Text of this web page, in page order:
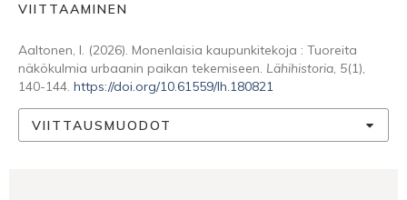
VIITTAAMINEN
Aaltonen, I. (2026). Monenlaisia kaupunkitekoja : Tuoreita
näkökulmia urbaanin paikan tekemiseen. Lähihistoria, 5(1),
140-144. https://doi.org/10.61559/lh.180821
VIITTAUSMUODOT